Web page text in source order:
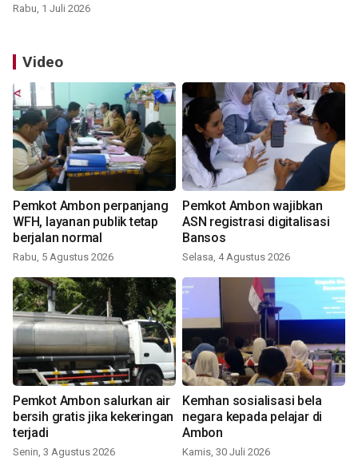
Rabu, 1 Juli 2026
Video
Pemkot Ambon perpanjang
WFH, layanan publik tetap
berjalan normal
Rabu, 5 Agustus 2026
Pemkot Ambon wajibkan
ASN registrasi digitalisasi
Bansos
Selasa, 4 Agustus 2026
Pemkot Ambon salurkan air
bersih gratis jika kekeringan
terjadi
Senin, 3 Agustus 2026
Kemhan sosialisasi bela
negara kepada pelajar di
Ambon
Kamis, 30 Juli 2026